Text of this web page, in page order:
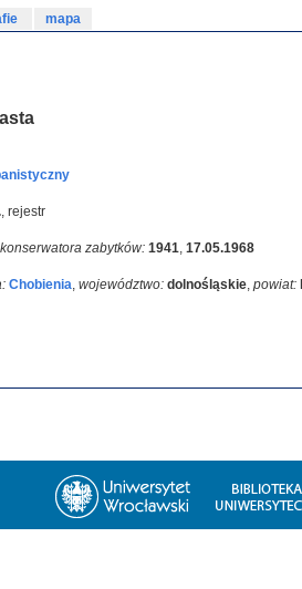
mapa
, rejestr
zabytków: 1941, 17.05.1968
Chobienia, województwo: dolnośląskie, powiat: